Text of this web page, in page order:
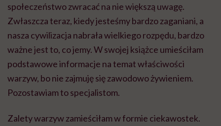
społeczeństwo zwracać na nie większą uwagę.
Zwłaszcza teraz, kiedy jesteśmy bardzo zaganiani, a
nasza cywilizacja nabrała wielkiego rozpędu, bardzo
ważne jest to, co jemy. W swojej książce umieściłam
podstawowe informacje na temat właściwości
warzyw, bo nie zajmuję się zawodowo żywieniem.
Pozostawiam to specjalistom.
Zalety warzyw zamieściłam w formie ciekawostek.